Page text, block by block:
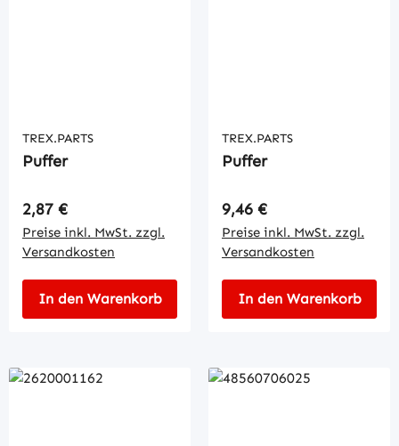
TREX.PARTS
Puffer
Regulärer Preis:
2,87 €
Preise inkl. MwSt. zzgl.
Versandkosten
In den Warenkorb
TREX.PARTS
Puffer
Regulärer Preis:
9,46 €
Preise inkl. MwSt. zzgl.
Versandkosten
In den Warenkorb